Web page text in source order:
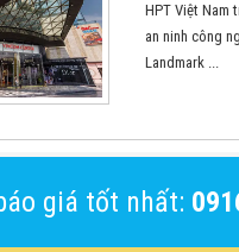
HPT Việt Nam
an ninh công
Landmark ...
giá tốt nhất: